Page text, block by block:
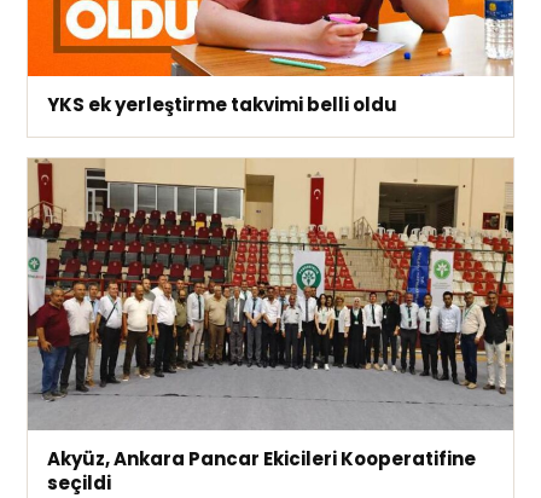
YKS ek yerleştirme takvimi belli oldu
Akyüz, Ankara Pancar Ekicileri Kooperatifine
seçildi